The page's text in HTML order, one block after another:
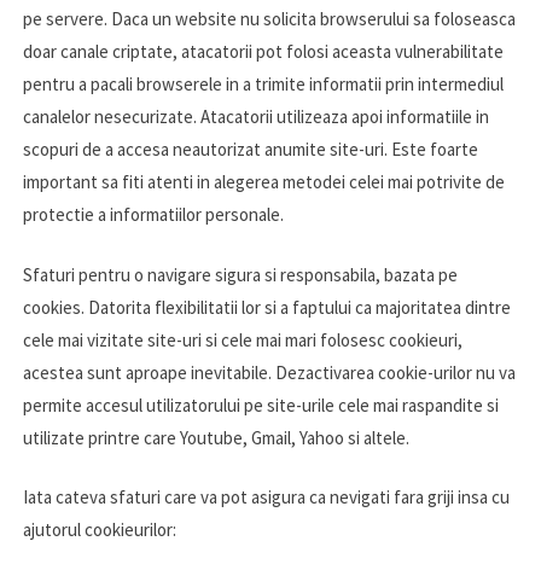
pe servere. Daca un website nu solicita browserului sa foloseasca
doar canale criptate, atacatorii pot folosi aceasta vulnerabilitate
pentru a pacali browserele in a trimite informatii prin intermediul
canalelor nesecurizate. Atacatorii utilizeaza apoi informatiile in
scopuri de a accesa neautorizat anumite site-uri. Este foarte
important sa fiti atenti in alegerea metodei celei mai potrivite de
protectie a informatiilor personale.
Sfaturi pentru o navigare sigura si responsabila, bazata pe
cookies. Datorita flexibilitatii lor si a faptului ca majoritatea dintre
cele mai vizitate site-uri si cele mai mari folosesc cookieuri,
acestea sunt aproape inevitabile. Dezactivarea cookie-urilor nu va
permite accesul utilizatorului pe site-urile cele mai raspandite si
utilizate printre care Youtube, Gmail, Yahoo si altele.
Iata cateva sfaturi care va pot asigura ca nevigati fara griji insa cu
ajutorul cookieurilor: